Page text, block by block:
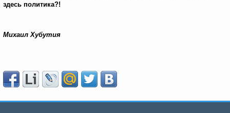
здесь политика?!
Михаил Хубутия